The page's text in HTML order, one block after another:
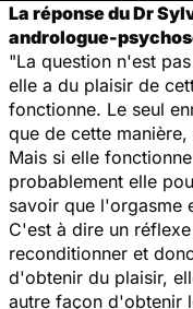
La réponse du Dr
andrologue-
"La question n'est
elle a du plaisir de
fonctionne. Le seul
que de cette
Mais si elle
probablement elle
savoir que l'orgasme
C'est à dire un
reconditionner et
d'obtenir du plaisir,
autre façon d'obtenir